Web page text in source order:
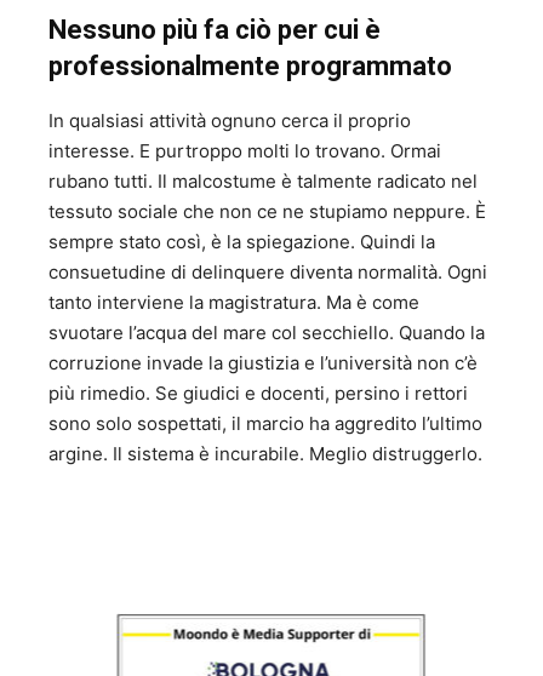
Nessuno più fa ciò per cui è
professionalmente programmato
In qualsiasi attività ognuno cerca il proprio
interesse. E purtroppo molti lo trovano. Ormai
rubano tutti. Il malcostume è talmente radicato nel
tessuto sociale che non ce ne stupiamo neppure. È
sempre stato così, è la spiegazione. Quindi la
consuetudine di delinquere diventa normalità. Ogni
tanto interviene la magistratura. Ma è come
svuotare l’acqua del mare col secchiello. Quando la
corruzione invade la giustizia e l’università non c’è
più rimedio. Se giudici e docenti, persino i rettori
sono solo sospettati, il marcio ha aggredito l’ultimo
argine. Il sistema è incurabile. Meglio distruggerlo.